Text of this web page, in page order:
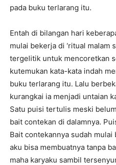
pada buku terlarang itu.
Entah di bilangan hari
mulai bekerja di ‘ritual malam
tergelitik untuk mencoretkan
kutemukan kata-kata indah
buku terlarang itu. Lalu
kurangkai ia menjadi untaian
Satu puisi tertulis meski
bait contekan di dalamnya.
Bait contekannya sudah
aku bisa membuatnya tanpa
maha karyaku sambil